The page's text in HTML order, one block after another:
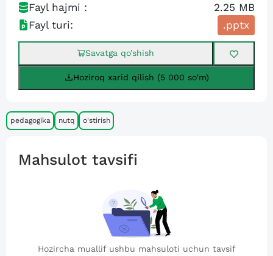
Fayl hajmi :
2.25 MB
Fayl turi:
.pptx
Savatga qo’shish
Hoziroq xarid qilish (5 000 so'm)
pedagogika nutq o'stirish
Mahsulot tavsifi
Hozircha muallif ushbu mahsuloti uchun tavsif